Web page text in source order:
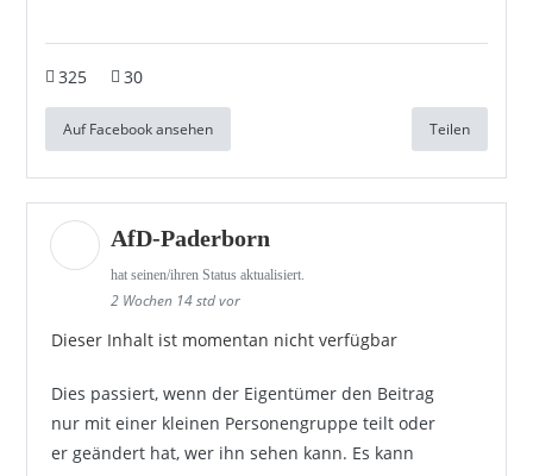
325 30
Auf Facebook ansehen Teilen
AfD-Paderborn
hat seinen/ihren Status aktualisiert.
2 Wochen 14 std vor
Dieser Inhalt ist momentan nicht verfügbar
Dies passiert, wenn der Eigentümer den Beitrag
nur mit einer kleinen Personengruppe teilt oder
er geändert hat, wer ihn sehen kann. Es kann